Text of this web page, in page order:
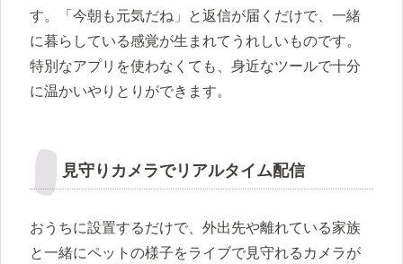
す。「今朝も元気だね」と返信が届くだけで、一緒
に暮らしている感覚が生まれてうれしいものです。
特別なアプリを使わなくても、身近なツールで十分
に温かいやりとりができます。
見守りカメラでリアルタイム配信
おうちに設置するだけで、外出先や離れている家族
と一緒にペットの様子をライブで見守れるカメラが